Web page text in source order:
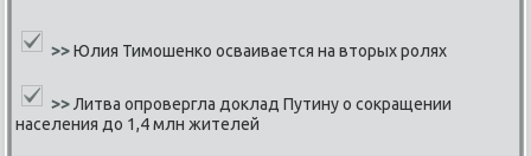
>>Юлия Тимошенко осваивается на вторых ролях
>>Литва опровергла доклад Путину о сокращении
населения до 1,4 млн жителей